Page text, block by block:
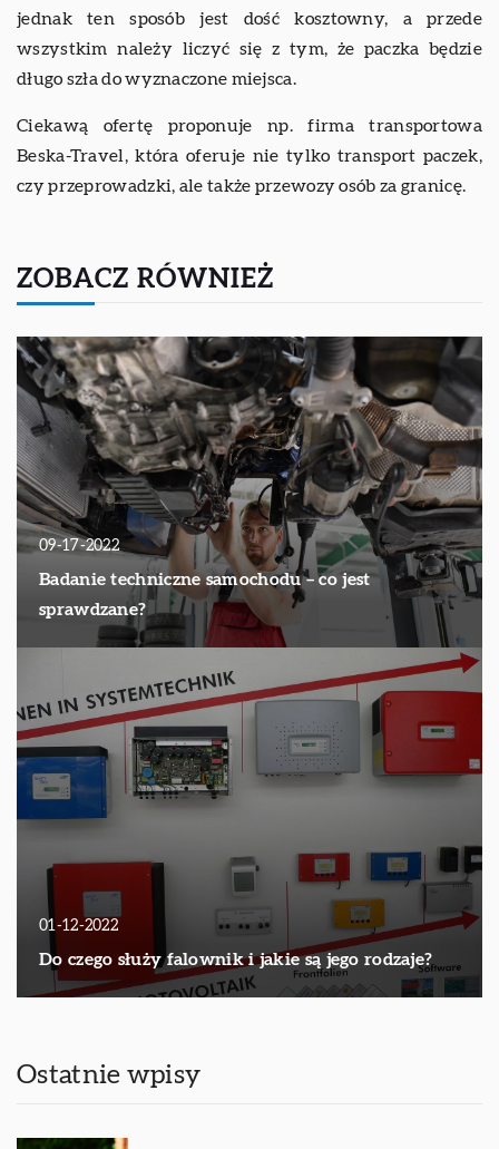
jednak ten sposób jest dość kosztowny, a przede
wszystkim należy liczyć się z tym, że paczka będzie
długo szła do wyznaczone miejsca.
Ciekawą ofertę proponuje np. firma transportowa
Beska-Travel, która oferuje nie tylko transport paczek,
czy przeprowadzki, ale także przewozy osób za granicę.
ZOBACZ RÓWNIEŻ
09-17-2022
Badanie techniczne samochodu – co jest
sprawdzane?
01-12-2022
Do czego służy falownik i jakie są jego rodzaje?
Ostatnie wpisy